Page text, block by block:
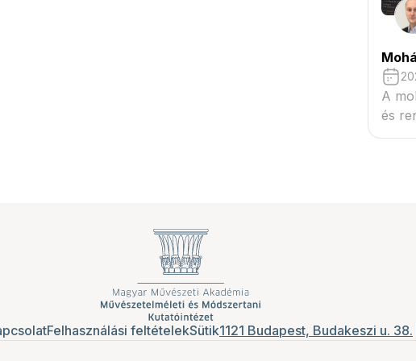
A
és
Felhasználási feltételekSütik1121 Budapest, Budakeszi u. 38.